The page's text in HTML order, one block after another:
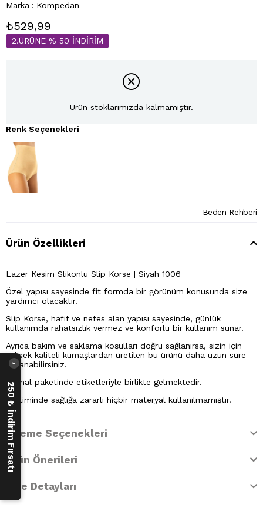
Marka : Kompedan
₺529,99
2.ÜRÜNE % 50 İNDİRİM
Ürün stoklarımızda kalmamıştır.
Renk Seçenekleri
Beden Rehberi
Ürün Özellikleri
Lazer Kesim Slikonlu Slip Korse | Siyah 1006
Özel yapısı sayesinde fit formda bir görünüm konusunda size
yardımcı olacaktır.
Slip Korse, hafif ve nefes alan yapısı sayesinde, günlük
kullanımda rahatsızlık vermez ve konforlu bir kullanım sunar.
Ayrıca bakım ve saklama koşulları doğru sağlanırsa, sizin için
yüksek kaliteli kumaşlardan üretilen bu ürünü daha uzun süre
kullanabilirsiniz.
Orijinal paketinde etiketleriyle birlikte gelmektedir.
Üretiminde sağlığa zararlı hiçbir materyal kullanılmamıştır.
Ödeme Seçenekleri
Ürün Önerileri
İade Detayları
250 ₺ İndirim Fırsatı
›